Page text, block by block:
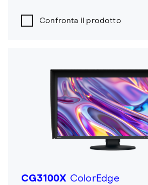
Confronta il prodotto
CG3100X ColorEdge